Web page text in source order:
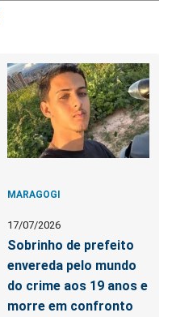
MARAGOGI
17/07/2026
Sobrinho de prefeito
envereda pelo mundo
do crime aos 19 anos e
morre em confronto